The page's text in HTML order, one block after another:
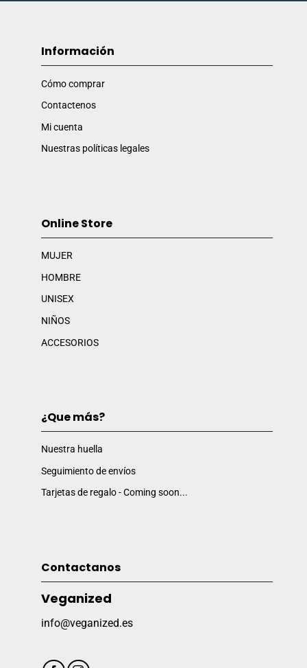
Información
Cómo comprar
Contactenos
Mi cuenta
Nuestras políticas legales
Online Store
MUJER
HOMBRE
UNISEX
NIÑOS
ACCESORIOS
¿Que más?
Nuestra huella
Seguimiento de envíos
Tarjetas de regalo - Coming soon...
Contactanos
Veganized
info@veganized.es